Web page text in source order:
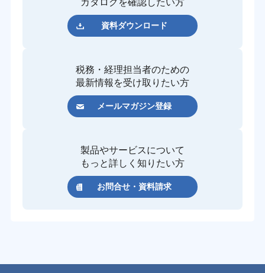
カタログを確認したい方
資料ダウンロード
税務・経理担当者のための
最新情報を受け取りたい方
メールマガジン登録
製品やサービスについて
もっと詳しく知りたい方
お問合せ・資料請求